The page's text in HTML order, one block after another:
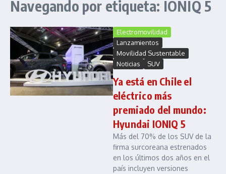
Navegando por etiqueta: IONIQ 5
Electromovilidad
Lanzamientos
Movilidad Sustentable
Noticias
SUV
Ya está en Chile el
eléctrico más
premiado del mundo:
Hyundai IONIQ 5
Más del 70% de los SUV de la
firma surcoreana estrenados
en los últimos dos años en el
país incluyen versiones